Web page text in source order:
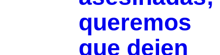
queremos
que dejen